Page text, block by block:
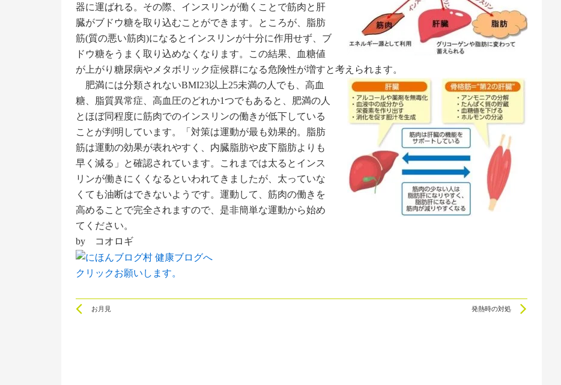
器に運ばれる。その際、インスリンが働くことで筋肉と肝
臓がブドウ糖を取り込むことができます。ところが、脂肪
筋(質の悪い筋肉)になるとインスリンが十分に作用せず、ブ
ドウ糖をうまく取り込めなくなります。この結果、血糖値
が上がり糖尿病やメタボリック症候群になる危険性が増すと考えられます。
肥満には分類されないBMI23以上25未満の人でも、高血
糖、脂質異常症、高血圧のどれか1つでもあると、肥満の人
とほぼ同程度に筋肉でのインスリンの働きが低下している
ことが判明しています。「対策は運動が最も効果的。脂肪
筋は運動の効果が表れやすく、内臓脂肪や皮下脂肪よりも
早く減る」と確認されています。これまでは太るとインス
リンが働きにくくなるといわれてきましたが、太っていな
くても油断はできないようです。運動して、筋肉の働きを
高めることで完全されますので、是非簡単な運動から始め
てください。
by コオロギ
クリックお願いします。
Prev
お月見 発熱時の対処